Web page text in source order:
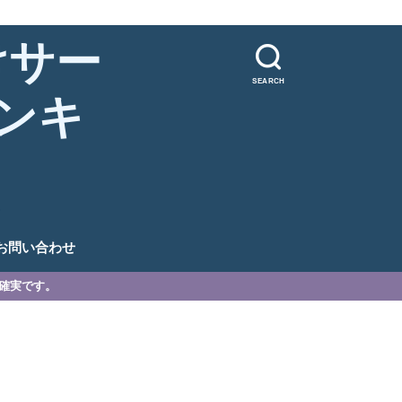
SEARCH
ー
キ
問い合わせ
実です。